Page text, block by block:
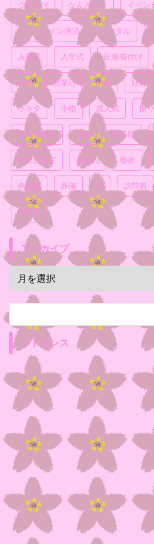
つけ下げ なんとなく イベン
ビットコイン決済 レンタル
入園式 入学式 出張着付け
喪服 営業日 妊婦 妊婦
小ネタ 小物 成人式 振
普段着着物 浴衣 留め袖
着付け教室 着崩れ 着物
色無地 葬儀 袴 訪問着
黒留袖
アーカイブ
アドセンス